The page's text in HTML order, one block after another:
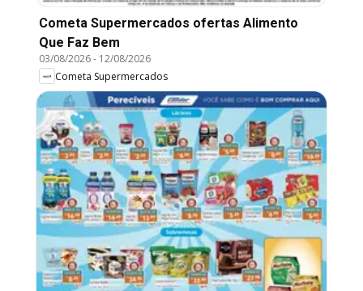
Cometa Supermercados ofertas Alimento
Que Faz Bem
03/08/2026- 12/08/2026
Cometa Supermercados